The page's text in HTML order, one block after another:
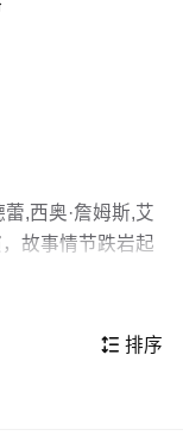
,西奥·詹姆斯,艾
故事情节跌岩起
众们都期待不
新世界的创始者
有自己专门的
步。美丽女孩
材影片中具有一
不错的亮点，
 排序